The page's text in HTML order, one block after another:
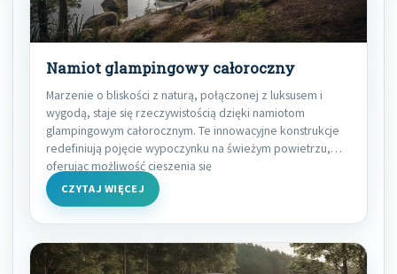
Namiot glampingowy całoroczny
Marzenie o bliskości z naturą, połączonej z luksusem i
wygodą, staje się rzeczywistością dzięki namiotom
glampingowym całorocznym. Te innowacyjne konstrukcje
redefiniują pojęcie wypoczynku na świeżym powietrzu,
oferując możliwość cieszenia się
CZYTAJ WIĘCEJ